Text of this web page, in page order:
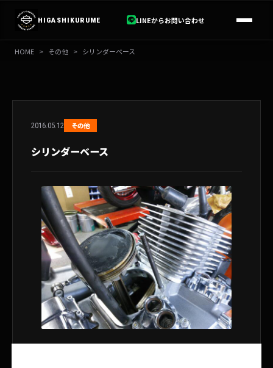
ス
HIGASHIKURUME LINEからお問い合わせ
HOME > その他 > シリンダーベース
2016.05.12 その他
シリンダーベース